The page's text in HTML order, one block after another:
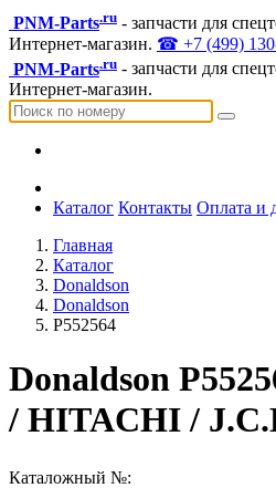
PNM-Parts.ru - запчасти для
Интернет-магазин. ☎ +7 (499)
PNM-Parts.ru - запчасти для
Интернет-магазин.
Каталог Контакты Оплата и
Главная
Каталог
Donaldson
Donaldson
P552564
Donaldson
/ HITACHI /
Каталожный №: